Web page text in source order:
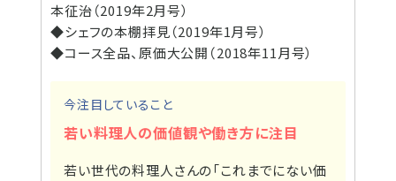
本征治（2019年2月号）
◆シェフの本棚拝見（2019年1月号）
◆コース全品、原価大公開（2018年11月号）
今注目していること
若い料理人の価値観や働き方に注目
若い世代の料理人さんの「これまでにない価